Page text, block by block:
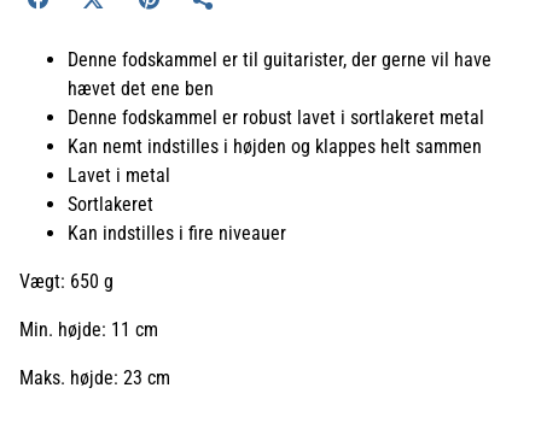
Denne fodskammel er til guitarister, der gerne vil have
hævet det ene ben
Denne fodskammel er robust lavet i sortlakeret metal
Kan nemt indstilles i højden og klappes helt sammen
Lavet i metal
Sortlakeret
Kan indstilles i fire niveauer
Vægt: 650 g
Min. højde: 11 cm
Maks. højde: 23 cm